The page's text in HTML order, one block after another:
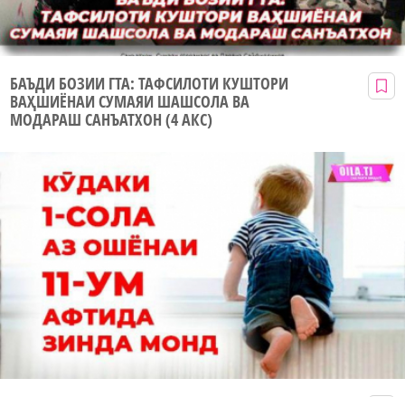
БАЪДИ БОЗИИ ГТА: ТАФСИЛОТИ КУШТОРИ
ВАҲШИЁНАИ СУМАЯИ ШАШСОЛА ВА
МОДАРАШ САНЪАТХОН (4 АКС)